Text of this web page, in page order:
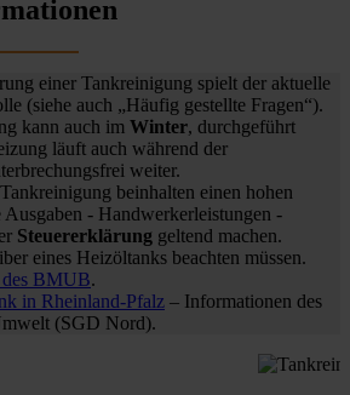
einer Tankreinigung spielt der aktuelle
(siehe auch „Häufig gestellte Fragen“).
kann auch im Winter, durchgeführt
läuft auch während der
weiter.
beinhalten einen hohen
- Handwerkerleistungen -
Steuererklärung geltend machen.
eines Heizöltanks beachten müssen.
BMUB.
in Rheinland-Pfalz – Informationen des
(SGD Nord).